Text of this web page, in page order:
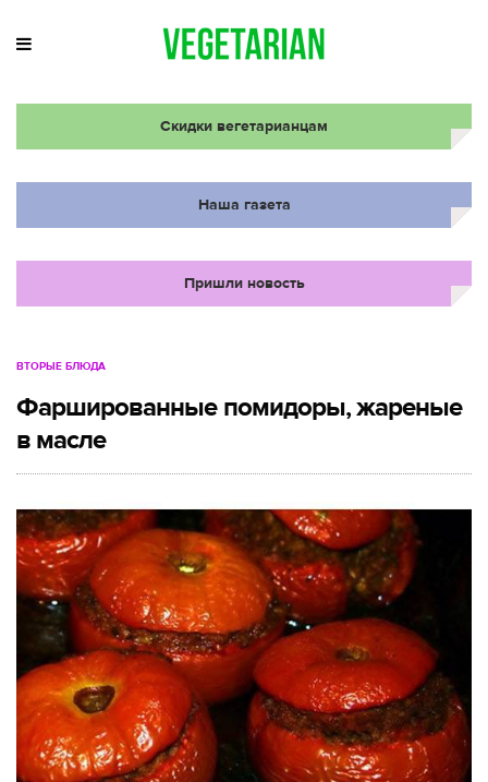
Скидки вегетарианцам
Наша газета
Пришли новость
ВТОРЫЕ БЛЮДА
Фаршированные помидоры, жареные
в масле